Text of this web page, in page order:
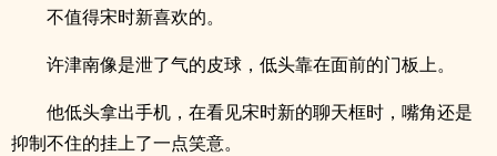
不值得宋时新喜欢的。
许津南像是泄了气的皮球，低头靠在面前的门板上。
他低头拿出手机，在看见宋时新的聊天框时，嘴角还是
抑制不住的挂上了一点笑意。